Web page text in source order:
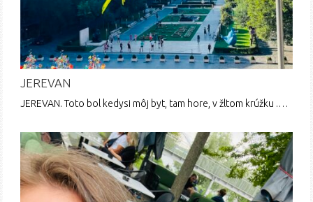
JEREVAN
JEREVAN. Toto bol kedysi môj byt, tam hore, v žltom krúžku .…